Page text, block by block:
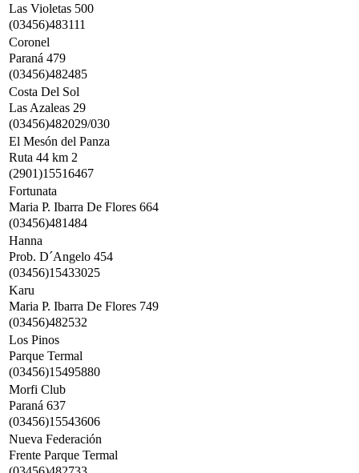
Las Violetas 500
(03456)483111
Coronel
Paraná 479
(03456)482485
Costa Del Sol
Las Azaleas 29
(03456)482029/030
El Mesón del Panza
Ruta 44 km 2
(2901)15516467
Fortunata
Maria P. Ibarra De Flores 664
(03456)481484
Hanna
Prob. D´Angelo 454
(03456)15433025
Karu
Maria P. Ibarra De Flores 749
(03456)482532
Los Pinos
Parque Termal
(03456)15495880
Morfi Club
Paraná 637
(03456)15543606
Nueva Federación
Frente Parque Termal